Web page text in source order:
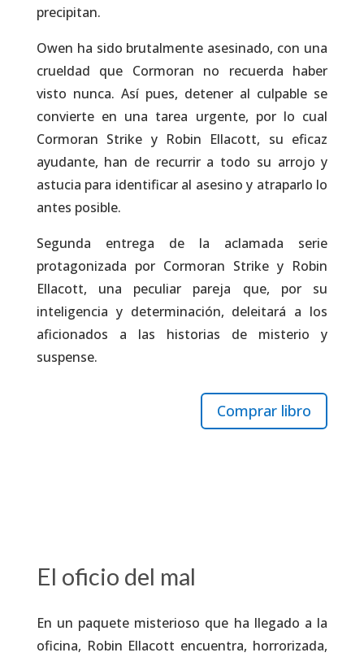
precipitan.
Owen ha sido brutalmente asesinado, con una
crueldad que Cormoran no recuerda haber
visto nunca. Así pues, detener al culpable se
convierte en una tarea urgente, por lo cual
Cormoran Strike y Robin Ellacott, su eficaz
ayudante, han de recurrir a todo su arrojo y
astucia para identificar al asesino y atraparlo lo
antes posible.
Segunda entrega de la aclamada serie
protagonizada por Cormoran Strike y Robin
Ellacott, una peculiar pareja que, por su
inteligencia y determinación, deleitará a los
aficionados a las historias de misterio y
suspense.
Comprar libro
El oficio del mal
En un paquete misterioso que ha llegado a la
oficina, Robin Ellacott encuentra, horrorizada,